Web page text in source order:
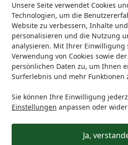
Unsere Seite verwendet Cookies
Technologien, um die
Website zu verbessern, Inhalte
personalisieren und die Nutzung
analysieren. Mit Ihrer Einwilligung
Verwendung von Cookies sowie
persönlichen Daten zu, um Ihnen
Surferlebnis und mehr Funktionen
Sie können Ihre Einwilligung
Einstellungen anpassen oder
Ja,
Startseite
Zaunmarken T&J T&J
T&J RONDO
Wählen Sie Ihre
Zubehör für T&J RONDO
Passendes